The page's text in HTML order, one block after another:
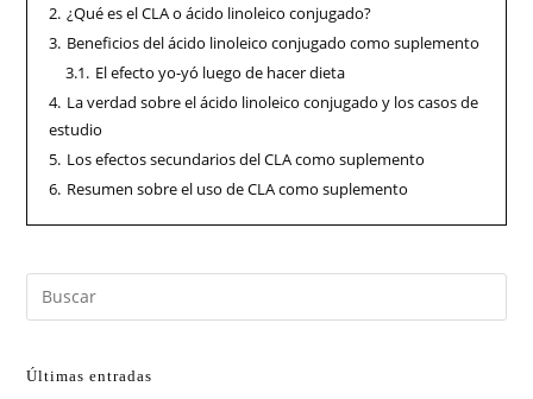
2. ¿Qué es el CLA o ácido linoleico conjugado?
3. Beneficios del ácido linoleico conjugado como suplemento
3.1. El efecto yo-yó luego de hacer dieta
4. La verdad sobre el ácido linoleico conjugado y los casos de
estudio
5. Los efectos secundarios del CLA como suplemento
6. Resumen sobre el uso de CLA como suplemento
Últimas entradas